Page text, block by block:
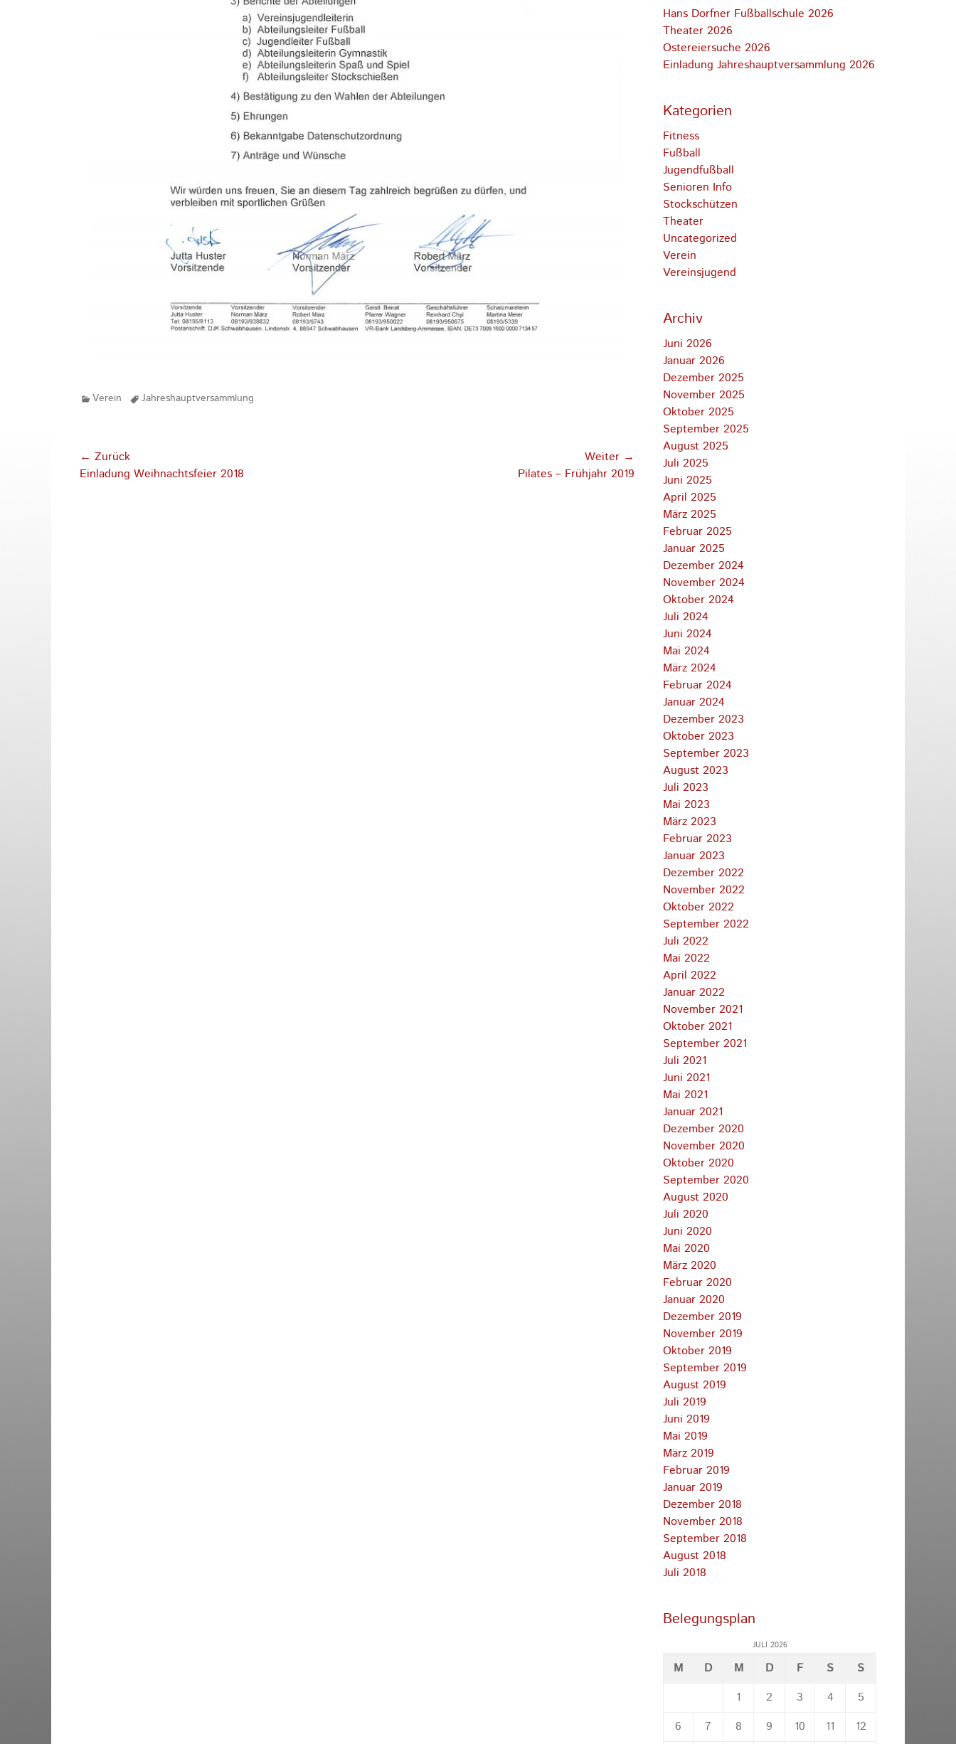
Kategorien
Verein TagsJahreshauptversammlung
Beitragsnavigation
← Zurück
Vorhergehender
Einladung Weihnachtsfeier 2018
Weiter →
Pilates – Frühjahr 2019
Hans Dorfner Fußballschule 2026
Theater 2026
Ostereiersuche 2026
Einladung Jahreshauptversammlung 2026
Kategorien
Fitness
Fußball
Jugendfußball
Senioren Info
Stockschützen
Theater
Uncategorized
Verein
Vereinsjugend
Archiv
Juni 2026
Januar 2026
Dezember 2025
November 2025
Oktober 2025
September 2025
August 2025
Juli 2025
Juni 2025
April 2025
März 2025
Februar 2025
Januar 2025
Dezember 2024
November 2024
Oktober 2024
Juli 2024
Juni 2024
Mai 2024
März 2024
Februar 2024
Januar 2024
Dezember 2023
Oktober 2023
September 2023
August 2023
Juli 2023
Mai 2023
März 2023
Februar 2023
Januar 2023
Dezember 2022
November 2022
Oktober 2022
September 2022
Juli 2022
Mai 2022
April 2022
Januar 2022
November 2021
Oktober 2021
September 2021
Juli 2021
Juni 2021
Mai 2021
Januar 2021
Dezember 2020
November 2020
Oktober 2020
September 2020
August 2020
Juli 2020
Juni 2020
Mai 2020
März 2020
Februar 2020
Januar 2020
Dezember 2019
November 2019
Oktober 2019
September 2019
August 2019
Juli 2019
Juni 2019
Mai 2019
März 2019
Februar 2019
Januar 2019
Dezember 2018
November 2018
September 2018
August 2018
Juli 2018
Belegungsplan
JULI 2026
M D M D F S
S
1
2 3 4
5
6
7 8 9 10 11 12